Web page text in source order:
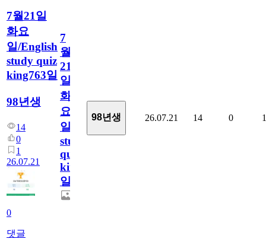
7월21일
화요
일/English
study quiz
king763일
98년생
14
0
1
26.07.21
0
댓글
7
월
21
일
화
요
일/English
study
quiz
king763
일
98년생 26.07.21 14 0 1